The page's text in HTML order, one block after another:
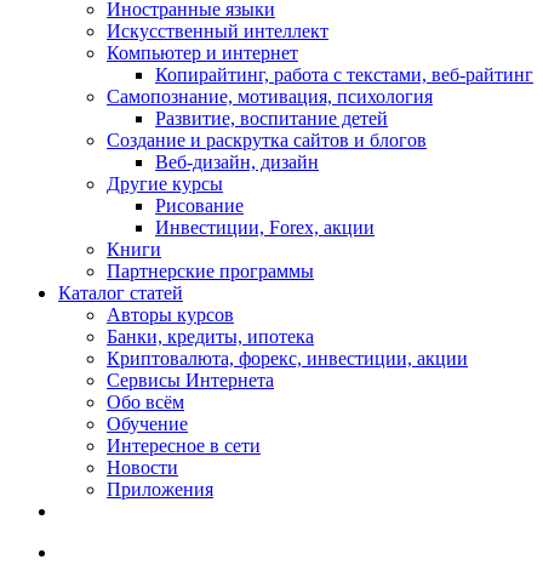
Иностранные языки
Искусственный интеллект
Компьютер и интернет
Копирайтинг, работа с текстами, веб-райтинг
Самопознание, мотивация, психология
Развитие, воспитание детей
Создание и раскрутка сайтов и блогов
Веб-дизайн, дизайн
Другие курсы
Рисование
Инвестиции, Forex, акции
Книги
Партнерские программы
Каталог статей
Авторы курсов
Банки, кредиты, ипотека
Криптовалюта, форекс, инвестиции, акции
Сервисы Интернета
Обо всём
Обучение
Интересное в сети
Новости
Приложения